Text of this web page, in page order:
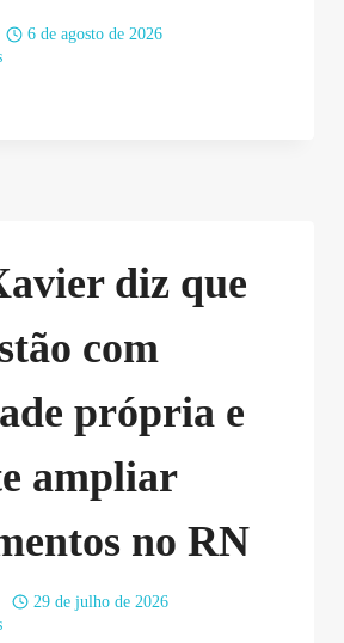
6 de agosto de 2026
diz que
com
própria e
ampliar
no RN
29 de julho de 2026